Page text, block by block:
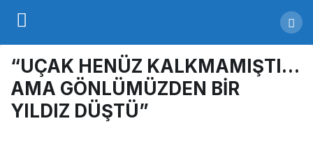
“UÇAK HENÜZ KALKMAMIŞTI…
AMA GÖNLÜMÜZDEN BİR
YILDIZ DÜŞTÜ”